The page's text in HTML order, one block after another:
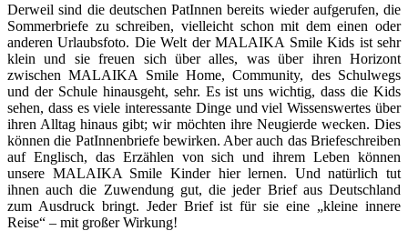
Derweil sind die deutschen PatInnen bereits wieder aufgerufen, die
Sommerbriefe zu schreiben, vielleicht schon mit dem einen oder
anderen Urlaubsfoto. Die Welt der MALAIKA Smile Kids ist sehr
klein und sie freuen sich über alles, was über ihren Horizont
zwischen MALAIKA Smile Home, Community, des Schulwegs
und der Schule hinausgeht, sehr. Es ist uns wichtig, dass die Kids
sehen, dass es viele interessante Dinge und viel Wissenswertes über
ihren Alltag hinaus gibt; wir möchten ihre Neugierde wecken. Dies
können die PatInnenbriefe bewirken. Aber auch das Briefeschreiben
auf Englisch, das Erzählen von sich und ihrem Leben können
unsere MALAIKA Smile Kinder hier lernen. Und natürlich tut
ihnen auch die Zuwendung gut, die jeder Brief aus Deutschland
zum Ausdruck bringt. Jeder Brief ist für sie eine „kleine innere
Reise“ – mit großer Wirkung!